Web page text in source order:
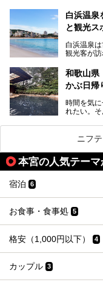
場する歴
そんな「
グ」がス
ットとし
───
提供元：大
この記事
す。
白浜温泉
と観光ス
白浜温泉
観光客が訪
か、実は
そこで今回
浜温泉を
します。
和歌山県
かぶ日帰
時間を気
れたい。
の豊かな
「わたら
特産品を
すことがで
ニフ
本宮の人気テー
宿泊 6
お食事・食事処 5
格安（1,000円以下） 4
カップル 3